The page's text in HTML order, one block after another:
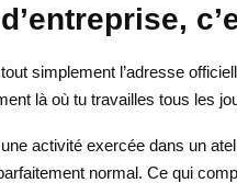
simplement l’adresse
là où tu travailles tous les
activité exercée dans un
normal. Ce qui